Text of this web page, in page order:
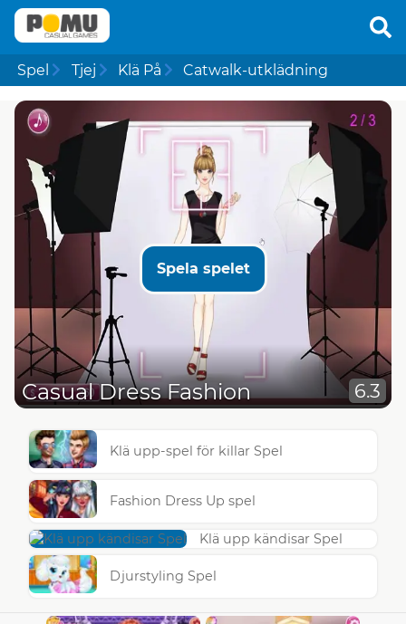
Spel Tjej Klä På Catwalk-utklädning
Spela spelet
Casual Dress Fashion 6.3
Klä upp-spel för killar Spel
Fashion Dress Up spel
Klä upp kändisar Spel
Djurstyling Spel